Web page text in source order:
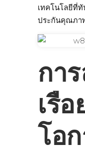
เทคโนโลยีที่
ประกันคุณภา
กา
เรื
โอ